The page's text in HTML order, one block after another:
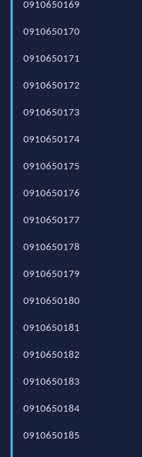
0910650169
0910650170
0910650171
0910650172
0910650173
0910650174
0910650175
0910650176
0910650177
0910650178
0910650179
0910650180
0910650181
0910650182
0910650183
0910650184
0910650185